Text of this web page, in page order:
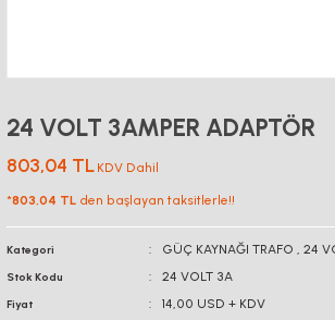
24 VOLT 3AMPER ADAPTÖR
803,04 TL KDV Dahil
*803,04 TL den başlayan taksitlerle!!
Kategori GÜÇ KAYNAĞI TRAFO , 24
Stok Kodu 24 VOLT 3A
Fiyat 14,00 USD + KDV